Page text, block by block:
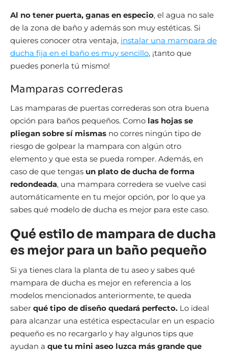
Al no tener puerta, ganas en especio, el agua no sale
de la zona de baño y además son muy estéticas. Si
quieres conocer otra ventaja, instalar una mampara de
ducha fija en el baño es muy sencillo, ¡tanto que
puedes ponerla tú mismo!
Mamparas correderas
Las mamparas de puertas correderas son otra buena
opción para baños pequeños. Como las hojas se
pliegan sobre sí mismas no corres ningún tipo de
riesgo de golpear la mampara con algún otro
elemento y que esta se pueda romper. Además, en
caso de que tengas un plato de ducha de forma
redondeada, una mampara corredera se vuelve casi
automáticamente en tu mejor opción, por lo que ya
sabes qué modelo de ducha es mejor para este caso.
Qué estilo de mampara de ducha
es mejor para un baño pequeño
Si ya tienes clara la planta de tu aseo y sabes qué
mampara de ducha es mejor en referencia a los
modelos mencionados anteriormente, te queda
saber qué tipo de diseño quedará perfecto. Lo ideal
para alcanzar una estética espectacular en un espacio
pequeño es no recargarlo y hay algunos tips que
ayudan a que tu mini aseo luzca más grande que